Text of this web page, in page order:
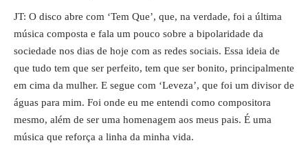
JT: O disco abre com ‘Tem Que’, que, na verdade, foi a última
música composta e fala um pouco sobre a bipolaridade da
sociedade nos dias de hoje com as redes sociais. Essa ideia de
que tudo tem que ser perfeito, tem que ser bonito, principalmente
em cima da mulher. E segue com ‘Leveza’, que foi um divisor de
águas para mim. Foi onde eu me entendi como compositora
mesmo, além de ser uma homenagem aos meus pais. É uma
música que reforça a linha da minha vida.